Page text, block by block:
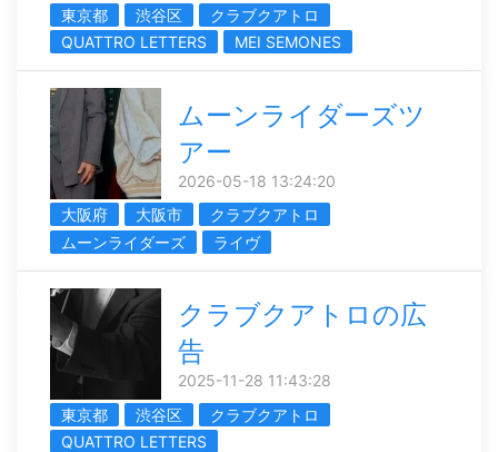
東京都
渋谷区
クラブクアトロ
QUATTRO LETTERS
MEI SEMONES
ムーンライダーズツ
アー
2026-05-18 13:24:20
大阪府
大阪市
クラブクアトロ
ムーンライダーズ
ライヴ
クラブクアトロの広
告
2025-11-28 11:43:28
東京都
渋谷区
クラブクアトロ
QUATTRO LETTERS